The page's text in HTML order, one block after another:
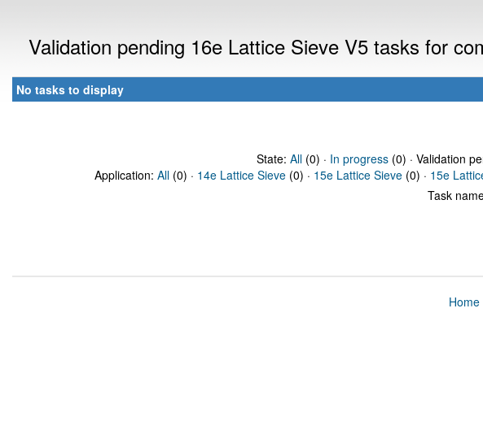
Validation pending 16e Lattice Sieve V5 tasks for
No tasks to display
State: All(0) · In progress(0) · Validation
Application: All (0) · 14e Lattice Sieve (0) · 15e Lattice Sieve (0) · 15e
Task
Home